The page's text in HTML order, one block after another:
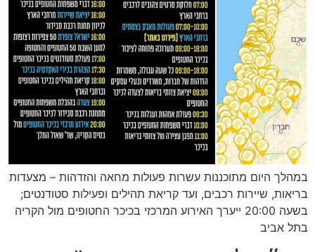
במהלך היום מתוכננות עשרות פעולות מחאה והזדהות – מצעדות
בריאות, שיירות רכבים, ועד קריאת תהילים ופעילות סטודנטים;
בשעה 20:00 ייערך האירוע המרכזי בכיכר החטופים מול הקריה
בתל אביב